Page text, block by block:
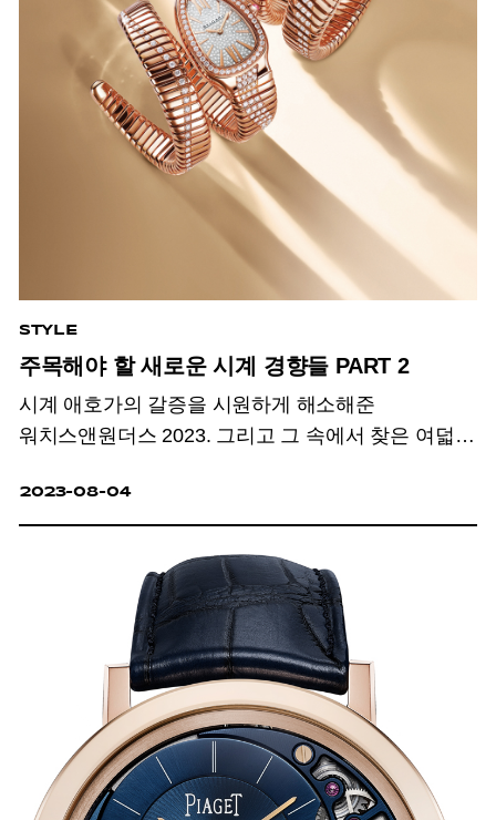
STYLE
주목해야 할 새로운 시계 경향들 PART 2
시계 애호가의 갈증을 시원하게 해소해준
워치스앤원더스 2023. 그리고 그 속에서 찾은 여덟
2023-08-04